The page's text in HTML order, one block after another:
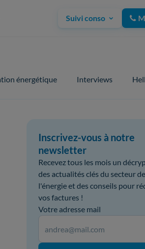
Suivi conso
énergétique Interviews
Inscrivez-vous à notre
newsletter
Recevez tous les mois un
des actualités clés du secteur de
l'énergie et des conseils pour
vos factures !
Votre adresse mail